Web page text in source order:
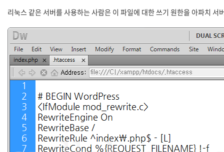
리눅스 같은 서버를 사용하는 사람은 이 파일에 대한 쓰기 원한을 아파치